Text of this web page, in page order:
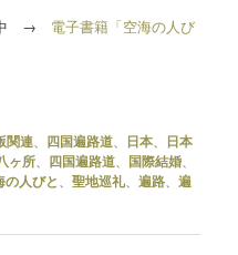
中 → 電子書籍「空海の人び
関連 四国遍路道 日本
日本
ヶ所 四国遍路道 国際結婚
の人びと 、聖地巡礼、遍路 、遍